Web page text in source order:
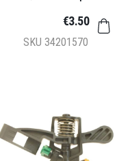
SKU 34201570
€3.50